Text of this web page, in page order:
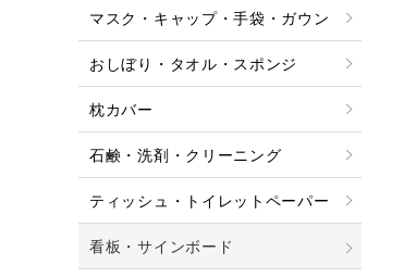
マスク・キャップ・手袋・ガウン
おしぼり・タオル・スポンジ
枕カバー
石鹸・洗剤・クリーニング
ティッシュ・トイレットペーパー
看板・サインボード